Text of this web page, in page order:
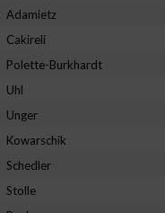
Adamietz
Cakireli
Polette-Burkhardt
Uhl
Unger
Kowarschik
Schedler
Stolle